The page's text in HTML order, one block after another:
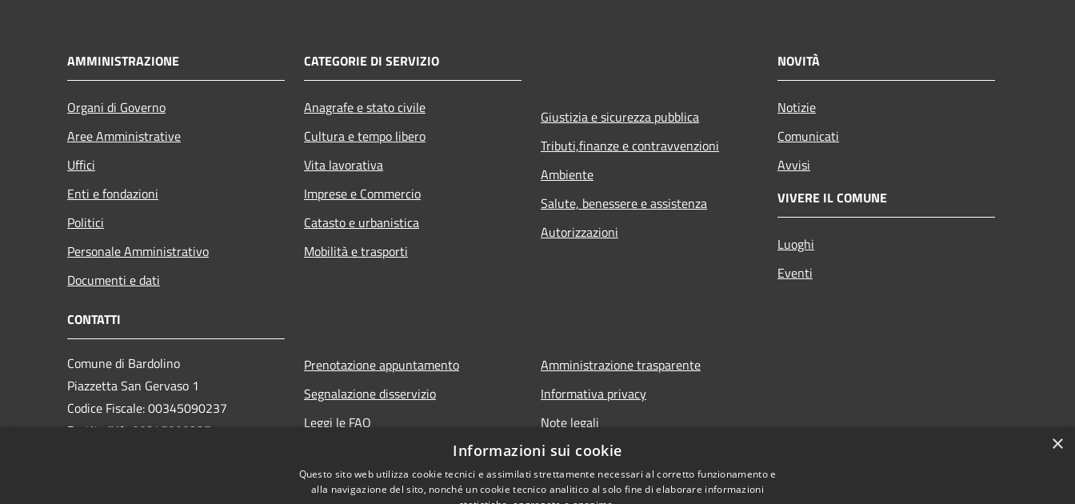
AMMINISTRAZIONE
Organi di Governo
Aree Amministrative
Uffici
Enti e fondazioni
Politici
Personale Amministrativo
Documenti e dati
CATEGORIE DI SERVIZIO
Anagrafe e stato civile
Cultura e tempo libero
Vita lavorativa
Imprese e Commercio
Catasto e urbanistica
Mobilità e trasporti
Giustizia e sicurezza pubblica
Tributi,finanze e contravvenzioni
Ambiente
Salute, benessere e assistenza
Autorizzazioni
NOVITÀ
Notizie
Comunicati
Avvisi
VIVERE IL COMUNE
Luoghi
Eventi
CONTATTI
Comune di Bardolino
Piazzetta San Gervaso 1
Codice Fiscale: 00345090237
Partita IVA: 00345090237
Prenotazione appuntamento
Segnalazione disservizio
Leggi le FAQ
Amministrazione trasparente
Informativa privacy
Note legali
Dichiarazione di accessibilità
Link app municipium
×
Informazioni sui cookie
Questo sito web utilizza cookie tecnici e assimilati strettamente necessari al corretto funzionamento e
alla navigazione del sito, nonché un cookie tecnico analitico al solo fine di elaborare informazioni